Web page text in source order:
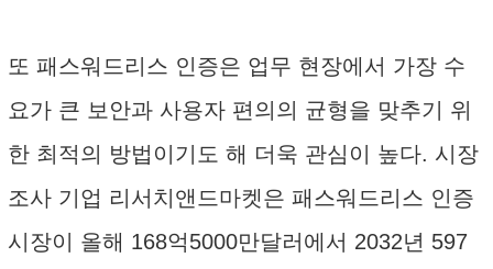
또 패스워드리스 인증은 업무 현장에서 가장 수
요가 큰 보안과 사용자 편의의 균형을 맞추기 위
한 최적의 방법이기도 해 더욱 관심이 높다. 시장
조사 기업 리서치앤드마켓은 패스워드리스 인증
시장이 올해 168억5000만달러에서 2032년 597